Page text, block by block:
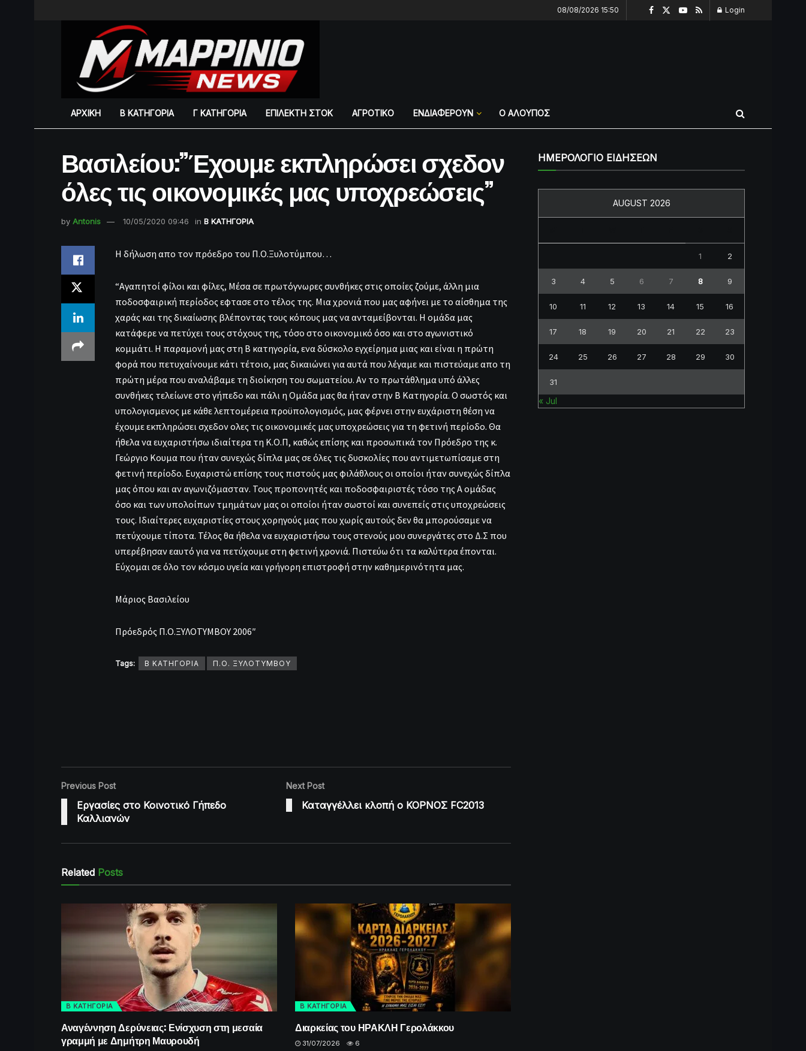
08/08/2026 15:50 Login
ΑΡΧΙΚΗ Β ΚΑΤΗΓΟΡΙΑ Γ ΚΑΤΗΓΟΡΙΑ ΕΠΙΛΕΚΤΗ ΣΤΟΚ ΑΓΡΟΤΙΚΟ ΕΝΔΙΑΦΕΡΟΥΝ Ο ΑΛΟΥΠΟΣ
Βασιλείου:”Έχουμε εκπληρώσει σχεδον
όλες τις οικονομικές μας υποχρεώσεις”
by Antonis 10/05/2020 09:46 in Β ΚΑΤΗΓΟΡΙΑ
Η δήλωση απο τον πρόεδρο του Π.Ο.Ξυλοτύμπου…
“Αγαπητοί φίλοι και φίλες, Μέσα σε πρωτόγνωρες συνθήκες στις οποίες ζούμε, άλλη μια
ποδοσφαιρική περίοδος εφτασε στο τέλος της. Μια χρονιά που μας αφήνει με το αίσθημα της
χαράς και της δικαίωσης βλέποντας τους κόπους μας να ανταμείβονται. Η ομάδα μας
κατάφερε να πετύχει τους στόχους της, τόσο στο οικονομικό όσο και στο αγωνιστικό
κομμάτι. Η παραμονή μας στη Β κατηγορία, ενα δύσκολο εγχείρημα μιας και είναι η πρώτη
φορά που πετυχαίνουμε κάτι τέτοιο, μας δικαιώνει για αυτά που λέγαμε και πιστεύαμε απο τη
πρώτη μέρα που αναλάβαμε τη διοίκηση του σωματείου. Αν το πρωτάθλημα υπό άλλες
συνθήκες τελείωνε στο γήπεδο και πάλι η Ομάδα μας θα ήταν στην Β Κατηγορία. Ο σωστός και
υπολογισμενος με κάθε λεπτομέρεια προϋπολογισμός, μας φέρνει στην ευχάριστη θέση να
έχουμε εκπληρώσει σχεδον ολες τις οικονομικές μας υποχρεώσεις για τη φετινή περίοδο. Θα
ήθελα να ευχαριστήσω ιδιαίτερα τη Κ.Ο.Π, καθώς επίσης και προσωπικά τον Πρόεδρο της κ.
Γεώργιο Κουμα που ήταν συνεχώς δίπλα μας σε όλες τις δυσκολίες που αντιμετωπίσαμε στη
φετινή περίοδο. Ευχαριστώ επίσης τους πιστούς μας φιλάθλους οι οποίοι ήταν συνεχώς δίπλα
μας όπου και αν αγωνιζόμασταν. Τους προπονητές και ποδοσφαιριστές τόσο της Α ομάδας
όσο και των υπολοίπων τμημάτων μας οι οποίοι ήταν σωστοί και συνεπείς στις υποχρεώσεις
τους. Ιδιαίτερες ευχαριστίες στους χορηγούς μας που χωρίς αυτούς δεν θα μπορούσαμε να
πετύχουμε τίποτα. Τέλος θα ήθελα να ευχαριστήσω τους στενούς μου συνεργάτες στο Δ.Σ που
υπερέβησαν εαυτό για να πετύχουμε στη φετινή χρονιά. Πιστεύω ότι τα καλύτερα έπονται.
Εύχομαι σε όλο τον κόσμο υγεία και γρήγορη επιστροφή στην καθημερινότητα μας.
Μάριος Βασιλείου
Πρόεδρός Π.Ο.ΞΥΛΟΤΥΜΒΟΥ 2006″
Tags: Β ΚΑΤΗΓΟΡΙΑ Π.Ο. ΞΥΛΟΤΥΜΒΟΥ
Previous Post
Εργασίες στο Κοινοτικό Γήπεδο
Καλλιανών
Next Post
Καταγγέλλει κλοπή ο ΚΟΡΝΟΣ FC2013
Related Posts
Β ΚΑΤΗΓΟΡΙΑ
Αναγέννηση Δερύνειας: Ενίσχυση στη μεσαία
γραμμή με Δημήτρη Μαυρουδή
Β ΚΑΤΗΓΟΡΙΑ
Διαρκείας του ΗΡΑΚΛΗ Γερολάκκου
31/07/2026 6
ΗΜΕΡΟΛΟΓΙΟ ΕΙΔΗΣΕΩΝ
AUGUST 2026
1 2
3 4 5 6 7 8 9
10 11 12 13 14 15 16
17 18 19 20 21 22 23
24 25 26 27 28 29 30
31
« Jul